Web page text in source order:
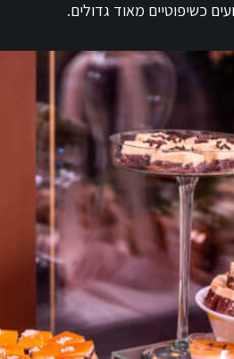
כשיפוטיים מאוד גדולים.